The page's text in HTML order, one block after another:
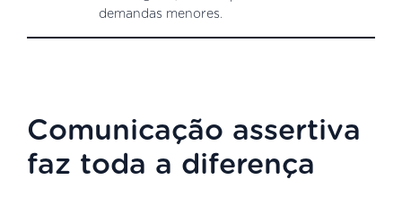
demandas menores.
Comunicação assertiva
faz toda a diferença